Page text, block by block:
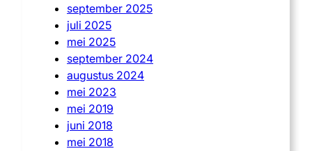
september 2025
juli 2025
mei 2025
september 2024
augustus 2024
mei 2023
mei 2019
juni 2018
mei 2018